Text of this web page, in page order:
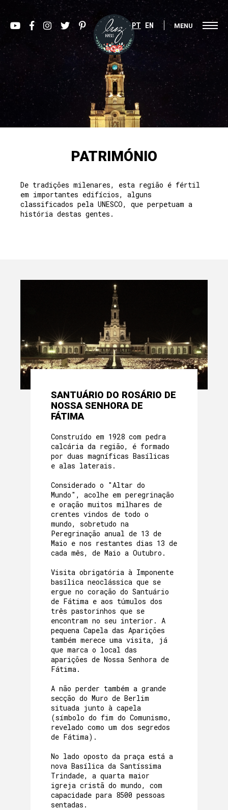
PT EN MENU
PATRIMÓNIO
De tradições milenares, esta região é fértil
em importantes edifícios, alguns
classificados pela UNESCO, que perpetuam a
história destas gentes.
SANTUÁRIO DO ROSÁRIO DE
NOSSA SENHORA DE
FÁTIMA
Construído em 1928 com pedra
calcária da região, é formado
por duas magníficas Basílicas
e alas laterais.
Considerado o "Altar do
Mundo", acolhe em peregrinação
e oração muitos milhares de
crentes vindos de todo o
mundo, sobretudo na
Peregrinação anual de 13 de
Maio e nos restantes dias 13 de
cada mês, de Maio a Outubro.
Visita obrigatória à Imponente
basílica neoclássica que se
ergue no coração do Santuário
de Fátima e aos túmulos dos
três pastorinhos que se
encontram no seu interior. A
pequena Capela das Aparições
também merece uma visita, já
que marca o local das
aparições de Nossa Senhora de
Fátima.
A não perder também a grande
secção do Muro de Berlim
situada junto à capela
(símbolo do fim do Comunismo,
revelado como um dos segredos
de Fátima).
No lado oposto da praça está a
nova Basílica da Santíssima
Trindade, a quarta maior
igreja cristã do mundo, com
capacidade para 8500 pessoas
sentadas.